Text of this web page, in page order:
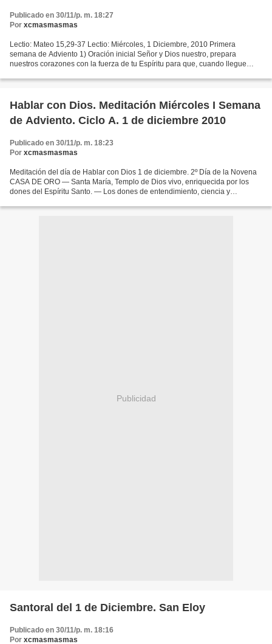
Publicado en 30/11/p. m. 18:27
Por xcmasmasmas
Lectio: Mateo 15,29-37 Lectio: Miércoles, 1 Diciembre, 2010 Primera
semana de Adviento 1) Oración inicial Señor y Dios nuestro, prepara
nuestros corazones con la fuerza de tu Espíritu para que, cuando llegue
Hablar con Dios. Meditación Miércoles I Semana
de Adviento. Ciclo A. 1 de diciembre 2010
Publicado en 30/11/p. m. 18:23
Por xcmasmasmas
Meditación del día de Hablar con Dios 1 de diciembre. 2º Día de la Novena
CASA DE ORO — Santa María, Templo de Dios vivo, enriquecida por los
dones del Espíritu Santo. — Los dones de entendimiento, ciencia y
Publicidad
Santoral del 1 de Diciembre. San Eloy
Publicado en 30/11/p. m. 18:16
Por xcmasmasmas